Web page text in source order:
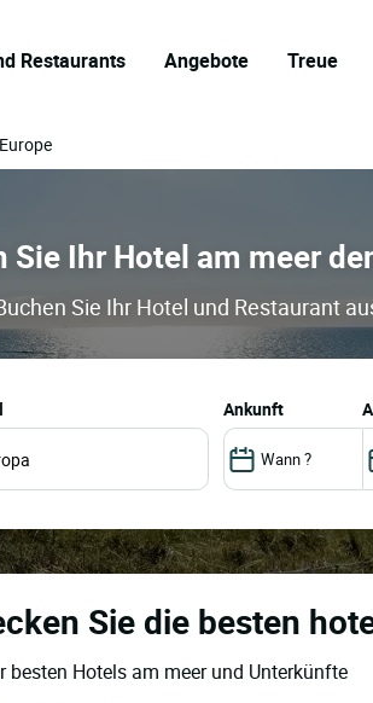
Restaurants Angebote Treue
Sie Ihr Hotel am meer
Sie Ihr Hotel und Restaurant
ankunft
Sie die besten
besten Hotels am meer und Unterkünfte